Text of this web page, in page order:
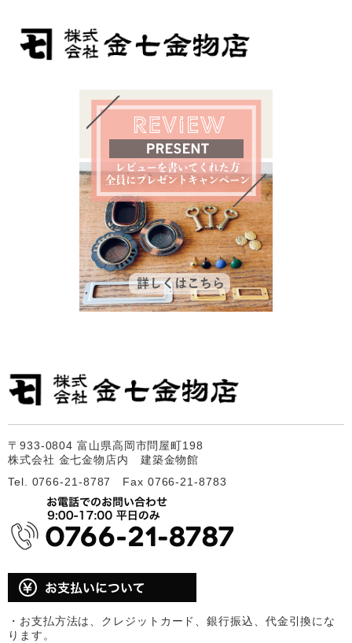
〒933-0804 富山県高岡市問屋町198
株式会社 金七金物店内 建築金物館
Tel. 0766-21-8787 Fax 0766-21-8783
・お支払方法は、クレジットカード、銀行振込、代金引換にな
ります。